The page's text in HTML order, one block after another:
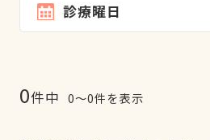
診療曜日
0件中 0〜0件を表示